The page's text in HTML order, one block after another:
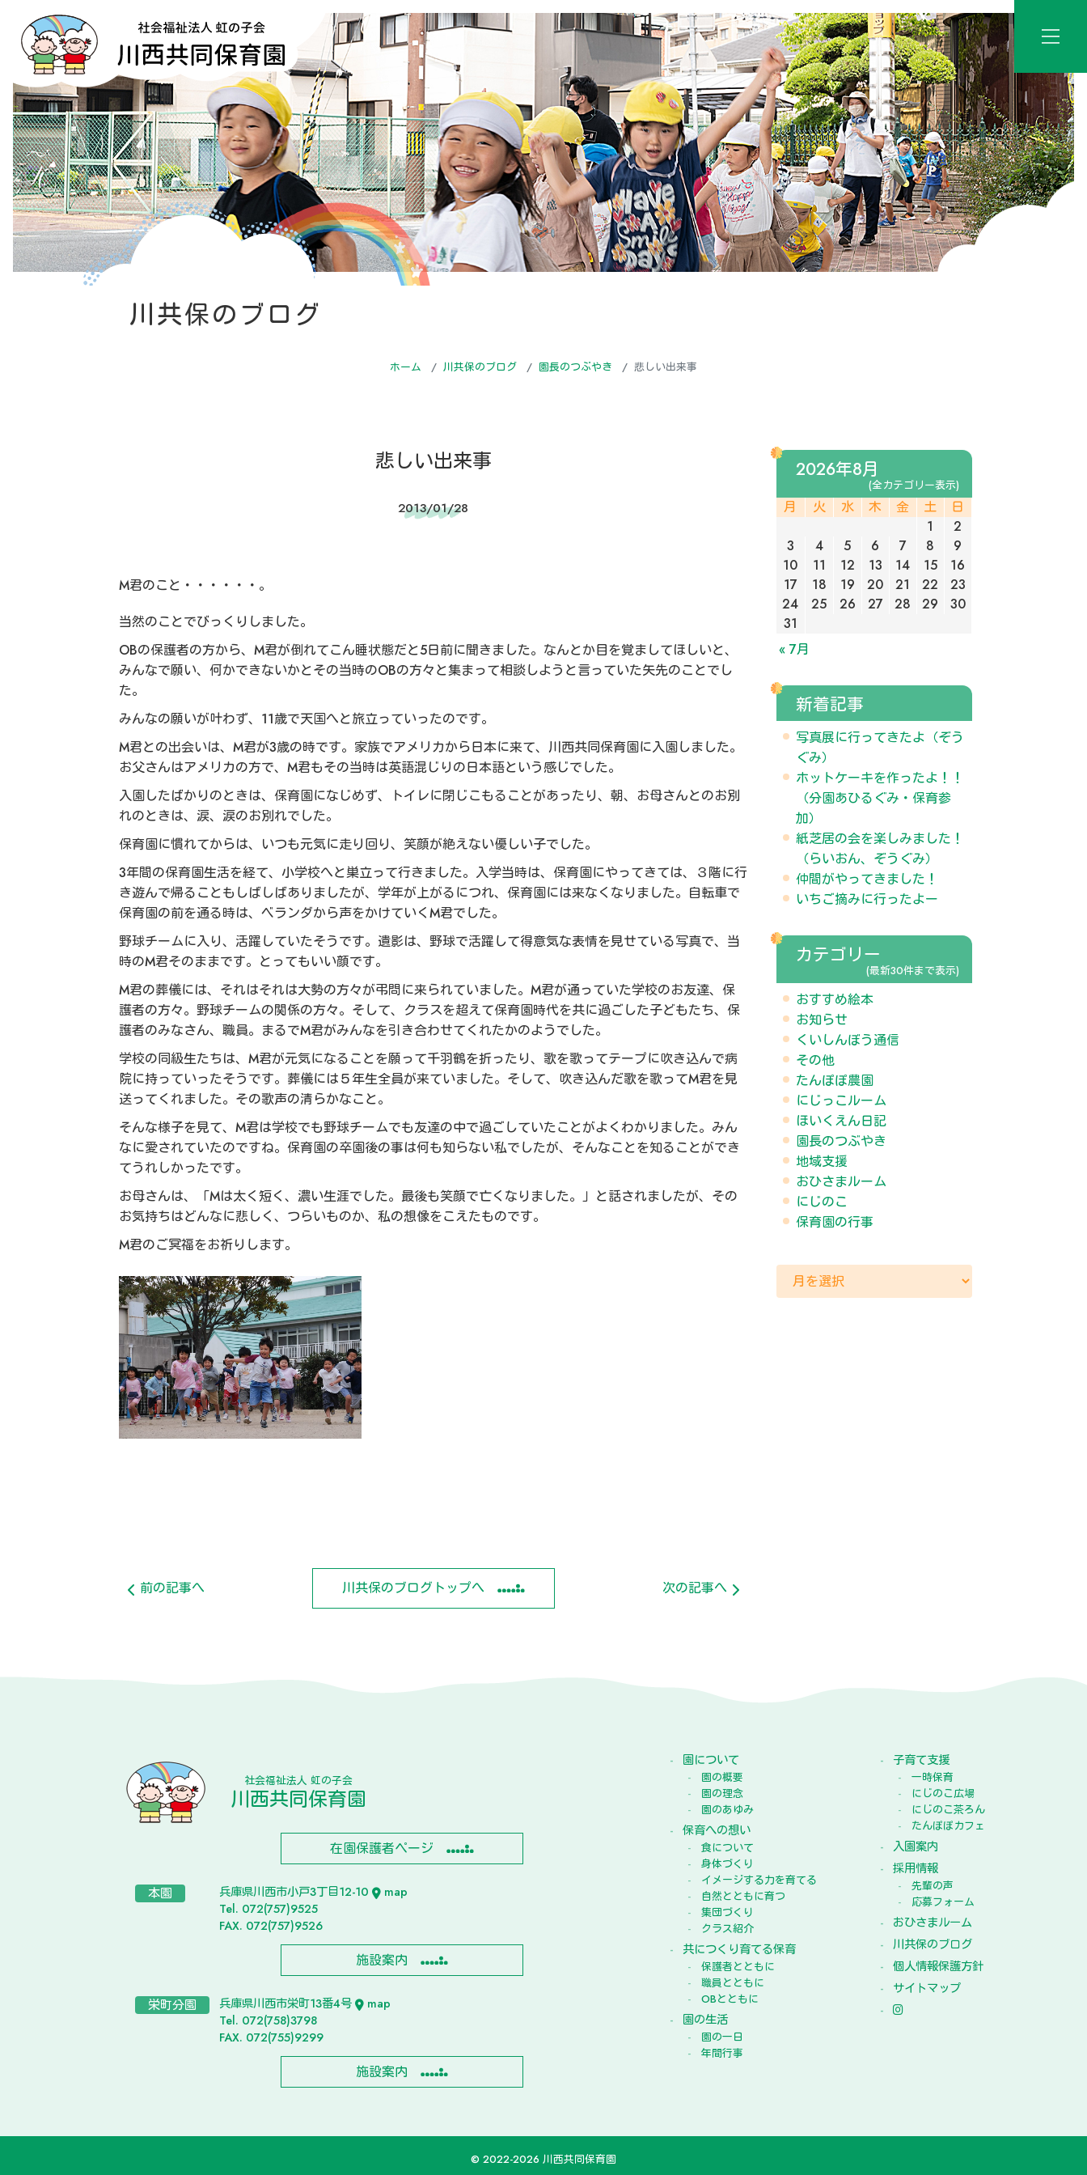
川共保のブログ
ホーム 川共保のブログ 園長のつぶやき 悲しい出来事
悲しい出来事
2013/01/28
M君のこと・・・・・・。
当然のことでびっくりしました。
OBの保護者の方から、M君が倒れてこん睡状態だと5日前に聞きました。なんとか目を覚ましてほしいと、
みんなで願い、何かできないかとその当時のOBの方々と集まって相談しようと言っていた矢先のことでし
た。
みんなの願いが叶わず、11歳で天国へと旅立っていったのです。
M君との出会いは、M君が3歳の時です。家族でアメリカから日本に来て、川西共同保育園に入園しました。
お父さんはアメリカの方で、M君もその当時は英語混じりの日本語という感じでした。
入園したばかりのときは、保育園になじめず、トイレに閉じこもることがあったり、朝、お母さんとのお別
れのときは、涙、涙のお別れでした。
保育園に慣れてからは、 いつも元気に走り回り、笑顔が絶えない優しい子でした。
3年間の保育園生活を経て、小学校へと巣立って行きました。入学当時は、保育園にやってきては、３階に行
き遊んで帰ることもしばしばありましたが、学年が上がるにつれ、保育園には来なくなりました。自転車で
保育園の前を通る時は、ベランダから声をかけていくM君でした。
野球チームに入り、活躍していたそうです。遺影は、野球で活躍して得意気な表情を見せている写真で、当
時のM君そのままです。とってもいい顔です。
M君の葬儀には、それはそれは大勢の方々が弔問に来られていました。M君が通っていた学校のお友達、保
護者の方々。野球チームの関係の方々。そして、クラスを超えて保育園時代を共に過ごした子どもたち、保
護者のみなさん、職員。まるでM君がみんなを引き合わせてくれたかのようでした。
学校の同級生たちは、M君が元気になることを願って千羽鶴を折ったり、歌を歌ってテープに吹き込んで病
院に持っていったそうです。葬儀には５年生全員が来ていました。そして、吹き込んだ歌を歌ってM君を見
送ってくれました。その歌声の清らかなこと。
そんな様子を見て、M君は学校でも野球チームでも友達の中で過ごしていたことがよくわかりました。みん
なに愛されていたのですね。保育園の卒園後の事は何も知らない私でしたが、そんなことを知ることができ
てうれしかったです。
お母さんは、「Mは太く短く、濃い生涯でした。最後も笑顔で亡くなりました。」と話されましたが、その
お気持ちはどんなに悲しく、つらいものか、私の想像をこえたものです。
M君のご冥福をお祈りします。
前の記事へ 川共保のブログトップへ 次の記事へ
2026年8月
(全カテゴリー表示)
月 火 水 木 金 土 日
« 7月
1
2
3
4 5 6 7 8
9
10
11 12 13 14 15
16
17
18 19 20 21 22
23
24
25 26 27 28 29
30
31
新着記事
写真展に行ってきたよ（ぞう
ぐみ）
ホットケーキを作ったよ！！
（分園あひるぐみ・保育参
加）
紙芝居の会を楽しみました！
（らいおん、ぞうぐみ）
仲間がやってきました！
いちご摘みに行ったよー
カテゴリー
(最新30件まで表示)
おすすめ絵本
お知らせ
くいしんぼう通信
その他
たんぽぽ農園
にじっこルーム
ほいくえん日記
園長のつぶやき
地域支援
おひさまルーム
にじのこ
保育園の行事
社会福祉法人 虹の子会
川西共同保育園
在園保護者ページ
本園 兵庫県川西市小戸3丁目12-10
map
Tel. 072(757)9525
FAX. 072(757)9526
施設案内
栄町分園 兵庫県川西市栄町13番4号
map
Tel. 072(758)3798
FAX. 072(755)9299
施設案内
園について
園の概要
園の理念
園のあゆみ
保育への想い
食について
身体づくり
イメージする力を育てる
自然とともに育つ
集団づくり
クラス紹介
共につくり育てる保育
保護者とともに
職員とともに
OBとともに
園の生活
園の一日
年間行事
子育て支援
一時保育
にじのこ広場
にじのこ茶ろん
たんぽぽカフェ
入園案内
採用情報
先輩の声
応募フォーム
おひさまルーム
川共保のブログ
個人情報保護方針
サイトマップ
© 2022-2026 川西共同保育園